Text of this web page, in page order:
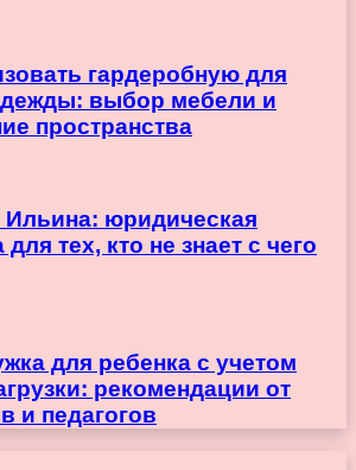
гардеробную для
выбор мебели и
пространства
Ильина: юридическая
тех, кто не знает с чего
для ребенка с учетом
рекомендации от
и педагогов